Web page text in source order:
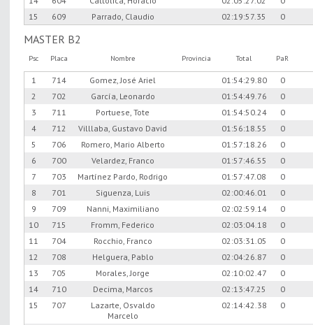
15
609 Parrado, Claudio 02:19:57.35 0
MASTER B2
Psc Placa Nombre Provincia Total PaR
1 714 Gomez, José Ariel 01:54:29.80
0
2
702 García, Leonardo 01:54:49.76
0
3
711 Portuese, Tote 01:54:50.24
0
4
712 Villlaba, Gustavo David 01:56:18.55
0
5
706 Romero, Mario Alberto 01:57:18.26
0
6
700 Velardez, Franco 01:57:46.55
0
7
703 Martínez Pardo, Rodrigo 01:57:47.08
0
8
701 Siguenza, Luis 02:00:46.01
0
9
709 Nanni, Maximiliano 02:02:59.14
0
10
715 Fromm, Federico 02:03:04.18
0
11
704 Rocchio, Franco 02:03:31.05
0
12
708 Helguera, Pablo 02:04:26.87
0
13
705 Morales, Jorge 02:10:02.47
0
14
710 Decima, Marcos 02:13:47.25
0
15
707
Lazarte, Osvaldo
Marcelo
02:14:42.38 0